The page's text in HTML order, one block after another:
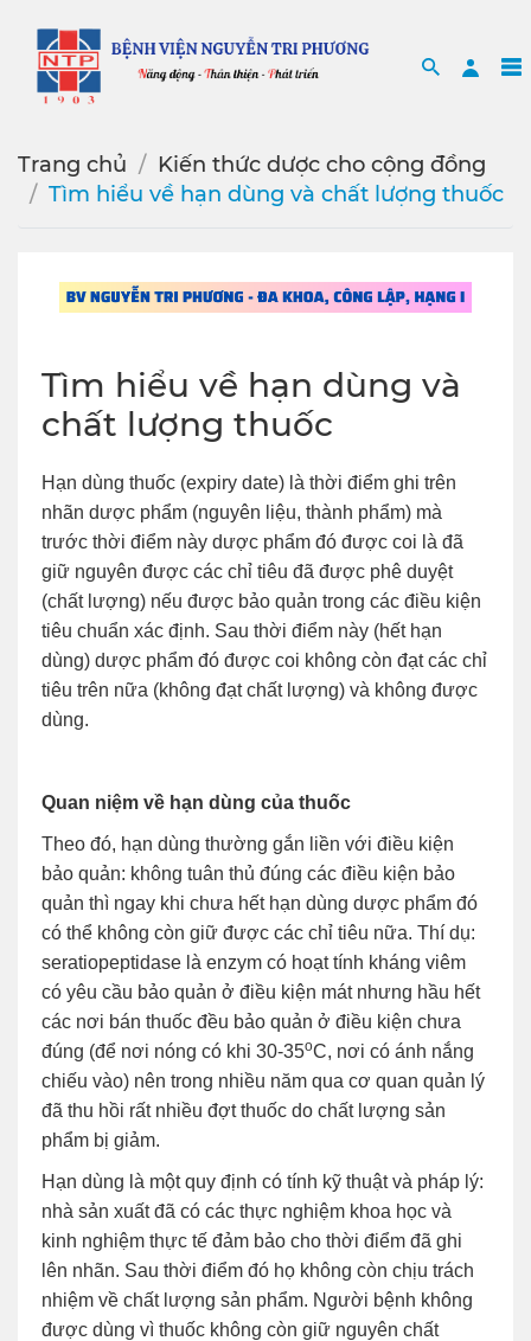
Search
Trang chủ
Kiến thức dược cho cộng đồng
Tìm hiểu về hạn dùng và chất lượng thuốc
Tìm hiểu về hạn dùng và
chất lượng thuốc
Hạn dùng thuốc (expiry date) là thời điểm ghi trên
nhãn dược phẩm (nguyên liệu, thành phẩm) mà
trước thời điểm này dược phẩm đó được coi là đã
giữ nguyên được các chỉ tiêu đã được phê duyệt
(chất lượng) nếu được bảo quản trong các điều kiện
tiêu chuẩn xác định. Sau thời điểm này (hết hạn
dùng) dược phẩm đó được coi không còn đạt các chỉ
tiêu trên nữa (không đạt chất lượng) và không được
dùng.
Quan niệm về hạn dùng của thuốc
Theo đó, hạn dùng thường gắn liền với điều kiện
bảo quản: không tuân thủ đúng các điều kiện bảo
quản thì ngay khi chưa hết hạn dùng dược phẩm đó
có thể không còn giữ được các chỉ tiêu nữa. Thí dụ:
seratiopeptidase là enzym có hoạt tính kháng viêm
có yêu cầu bảo quản ở điều kiện mát nhưng hầu hết
các nơi bán thuốc đều bảo quản ở điều kiện chưa
đúng (để nơi nóng có khi 30-35oC, nơi có ánh nắng
chiếu vào) nên trong nhiều năm qua cơ quan quản lý
đã thu hồi rất nhiều đợt thuốc do chất lượng sản
phẩm bị giảm.
Hạn dùng là một quy định có tính kỹ thuật và pháp lý:
nhà sản xuất đã có các thực nghiệm khoa học và
kinh nghiệm thực tế đảm bảo cho thời điểm đã ghi
lên nhãn. Sau thời điểm đó họ không còn chịu trách
nhiệm về chất lượng sản phẩm. Người bệnh không
được dùng vì thuốc không còn giữ nguyên chất